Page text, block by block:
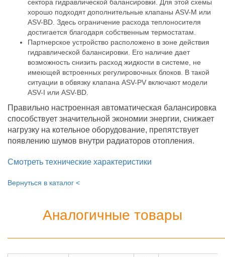
сектора гидравлической балансировки. Для этой схемы
хорошо подходят дополнительные клапаны ASV-M или
ASV-BD. Здесь ограничение расхода теплоносителя
достигается благодаря собственным термостатам.
Партнерское устройство расположено в зоне действия
гидравлической балансировки. Его наличие дает
возможность снизить расход жидкости в системе, не
имеющей встроенных регулировочных блоков. В такой
ситуации в обвязку клапана ASV-PV включают модели
ASV-I или ASV-BD.
Правильно настроенная автоматическая балансировка
способствует значительной экономии энергии, снижает
нагрузку на котельное оборудование, препятствует
появлению шумов внутри радиаторов отопления.
Смотреть технические характеристики
Вернуться в каталог <
Аналогичные товары